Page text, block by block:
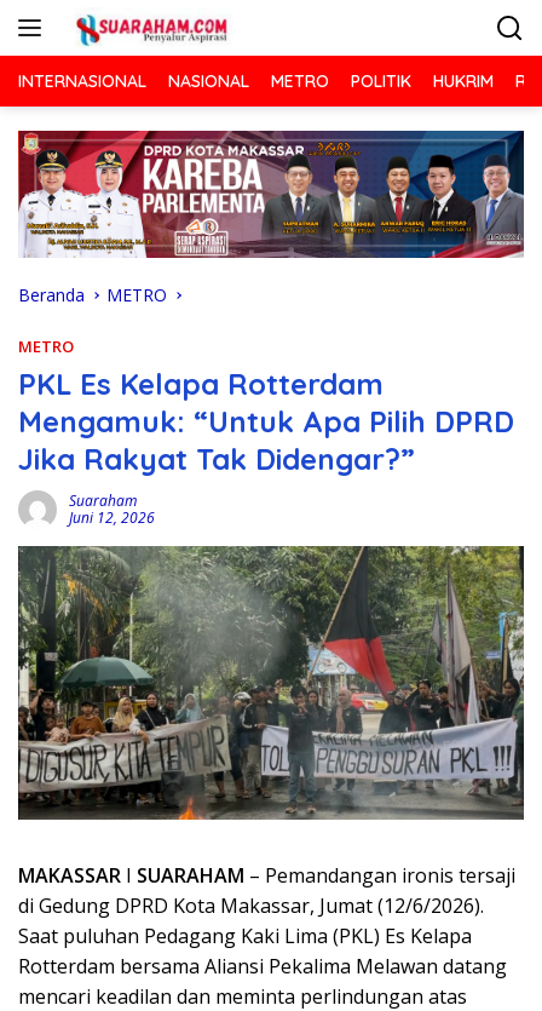
INTERNASIONAL NASIONAL METRO POLITIK HUKRIM
Beranda METRO
METRO
PKL Es Kelapa Rotterdam
Mengamuk: “Untuk Apa Pilih DPRD
Jika Rakyat Tak Didengar?”
Suaraham
Juni 12, 2026
MAKASSAR I SUARAHAM – Pemandangan ironis tersaji
di Gedung DPRD Kota Makassar, Jumat (12/6/2026).
Saat puluhan Pedagang Kaki Lima (PKL) Es Kelapa
Rotterdam bersama Aliansi Pekalima Melawan datang
mencari keadilan dan meminta perlindungan atas